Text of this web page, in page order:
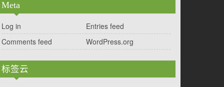
Meta
Log in
Entries feed
Comments feed
WordPress.org
标签云